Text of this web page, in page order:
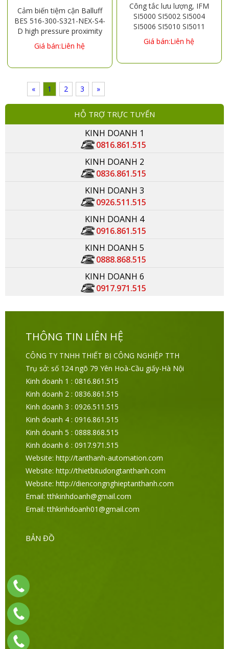
Cảm biến tiệm cận Balluff
BES 516-300-S321-NEX-S4-
D high pressure proximity
switch
Giá bán:Liên hệ
Công tắc lưu lượng, IFM
SI5000 SI5002 SI5004
SI5006 SI5010 SI5011
Giá bán:Liên hệ
« 1 2 3 »
HỖ TRỢ TRỰC TUYẾN
KINH DOANH 1
0816.861.515
KINH DOANH 2
0836.861.515
KINH DOANH 3
0926.511.515
KINH DOANH 4
0916.861.515
KINH DOANH 5
0888.868.515
KINH DOANH 6
0917.971.515
THÔNG TIN LIÊN HỆ
CÔNG TY TNHH THIẾT BỊ CÔNG NGHIỆP TTH
Trụ sở: số 124 ngõ 79 Yên Hoà-Cầu giấy-Hà Nội
Kinh doanh 1 : 0816.861.515
Kinh doanh 2 : 0836.861.515
Kinh doanh 3 : 0926.511.515
Kinh doanh 4 : 0916.861.515
Kinh doanh 5 : 0888.868.515
Kinh doanh 6 : 0917.971.515
Website: http://tanthanh-automation.com
Website: http://thietbitudongtanthanh.com
Website: http://diencongnghieptanthanh.com
Email: tthkinhdoanh@gmail.com
Email: tthkinhdoanh01@gmail.com
BẢN ĐỒ